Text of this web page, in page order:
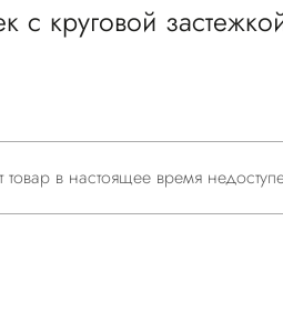
с круговой
товар в настоящее время